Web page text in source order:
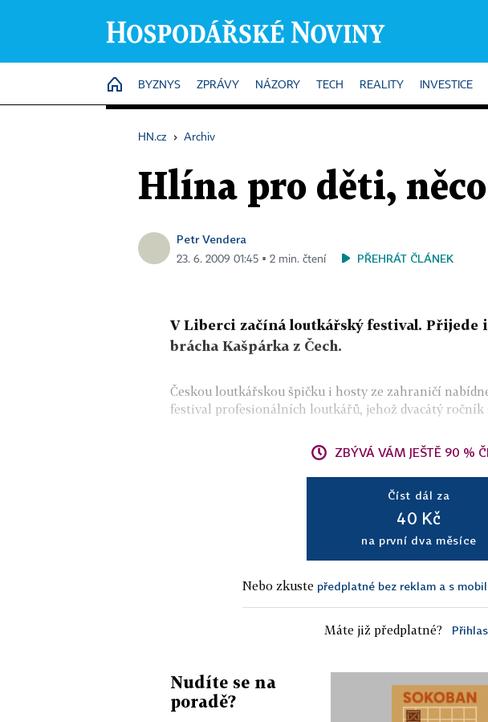
HOME
BYZNYS ZPRÁVY NÁZORY TECH REALITY INVESTICE
HN.cz › Archiv
Hlína pro děti,
Petr Vendera
23. 6. 2009 01:45 ▪ 2 min. čtení PŘEHRÁT ČLÁNEK
V Liberci začíná loutkářský festival. Přijede
brácha Kašpárka z Čech.
Českou loutkářskou špičku i hosty ze zahraničí
festival profesionálních loutkářů, jehož dvacátý ročník
ZBÝVÁ VÁM JEŠTĚ 90 %
Číst dál za
40 Kč
na první dva měsíce
Nebo zkuste předplatné bez reklam a s
Máte již předplatné?
Nudíte se na
poradě?